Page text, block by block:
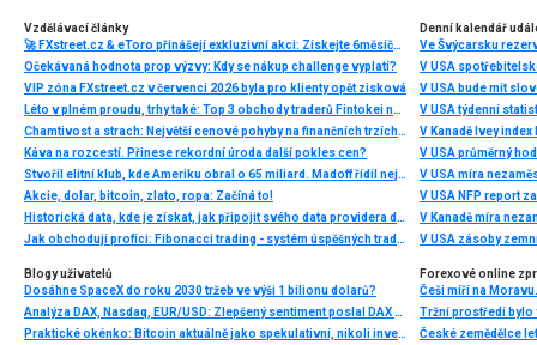
Vzdělávací články
🚀 FXstreet.cz & eToro přinášejí exkluzivní akci: Získejte 6měsíční členství ve VIP zóně ZDARMA
Očekávaná hodnota prop výzvy: Kdy se nákup challenge vyplatí?
VIP zóna FXstreet.cz v červenci 2026 byla pro klienty opět zisková
Léto v plném proudu, trhy také: Top 3 obchody traderů Fintokei na indexech a zlatě
Chamtivost a strach: Největší cenové pohyby na finančních trzích (červenec 2026)
Káva na rozcestí. Přinese rekordní úroda další pokles cen?
Stvořil elitní klub, kde Ameriku obral o 65 miliard. Madoff řídil největší Ponzi dějin
Akcie, dolar, bitcoin, zlato, ropa: Začíná to!
Historická data, kde je získat, jak připojit svého data providera do MultiCharts a proč je budeme potřebovat? (4. díl)
Jak obchodují profíci: Fibonacci trading - systém úspěšných traderů
Denní kalendář
Ve Švýcarsku
V USA
V USA bude mít
V USA týdenní
V Kanadě Ivey index
V USA průměrný
V USA míra
V USA NFP report
V Kanadě míra
V USA zásoby
Blogy uživatelů
Dosáhne SpaceX do roku 2030 tržeb ve výši 1 bilionu dolarů?
Analýza DAX, Nasdaq, EUR/USD: Zlepšený sentiment poslal DAX na nová maxima
Praktické okénko: Bitcoin aktuálně jako spekulativní, nikoli investiční aktivum
Forexové online